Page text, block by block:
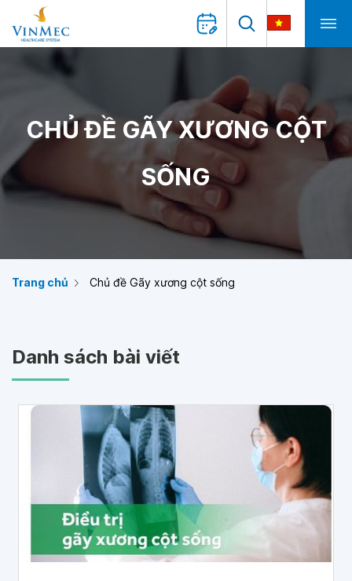
CHỦ ĐỀ GÃY XƯƠNG CỘT
SỐNG
Trang chủ Chủ đề Gãy xương cột sống
Danh sách bài viết